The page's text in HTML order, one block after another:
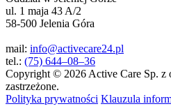
ul. 1 maja 43 A/2
58-500 Jelenia Góra
mail: info@activecare24.pl
tel.: (75) 644–08–36
Copyright © 2026 Active Care Sp. z
zastrzeżone.
Polityka prywatności Klauzula